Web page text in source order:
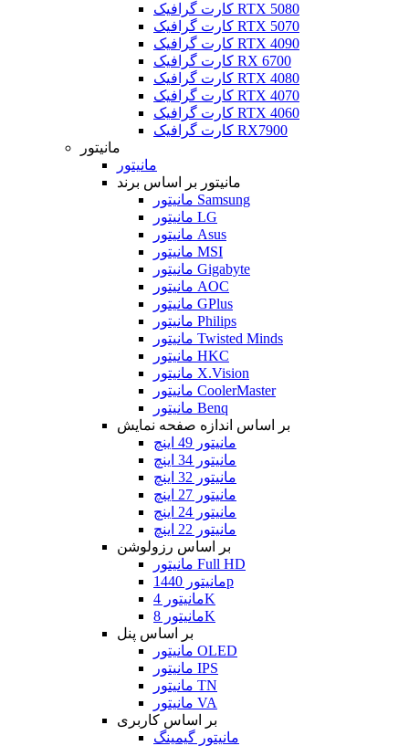
کارت گرافیک RTX 5080
کارت گرافیک RTX 5070
کارت گرافیک RTX 4090
کارت گرافیک RX 6700
کارت گرافیک RTX 4080
کارت گرافیک RTX 4070
کارت گرافیک RTX 4060
کارت گرافیک RX7900
مانیتور
مانیتور
مانیتور بر اساس برند
مانیتور Samsung
مانیتور LG
مانیتور Asus
مانیتور MSI
مانیتور Gigabyte
مانیتور AOC
مانیتور GPlus
مانیتور Philips
مانیتور Twisted Minds
مانیتور HKC
مانیتور X.Vision
مانیتور CoolerMaster
مانیتور Benq
بر اساس اندازه صفحه نمایش
مانیتور 49 اینچ
مانیتور 34 اینچ
مانیتور 32 اینچ
مانیتور 27 اینچ
مانیتور 24 اینچ
مانیتور 22 اینچ
بر اساس رزولوشن
مانیتور Full HD
مانیتور 1440p
مانیتور 4K
مانیتور 8K
بر اساس پنل
مانیتور OLED
مانیتور IPS
مانیتور TN
مانیتور VA
بر اساس کاربری
مانیتور گیمینگ